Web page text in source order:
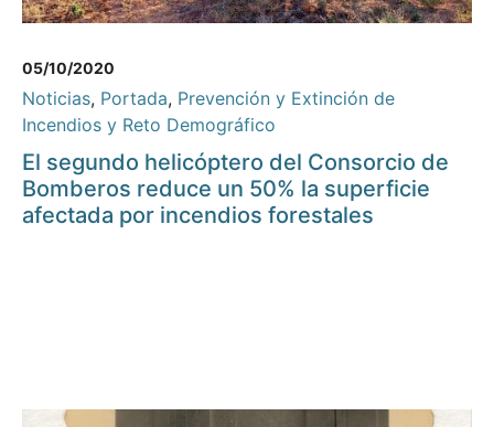
05/10/2020
Noticias, Portada, Prevención y Extinción de
Incendios y Reto Demográfico
El segundo helicóptero del Consorcio de
Bomberos reduce un 50% la superficie
afectada por incendios forestales